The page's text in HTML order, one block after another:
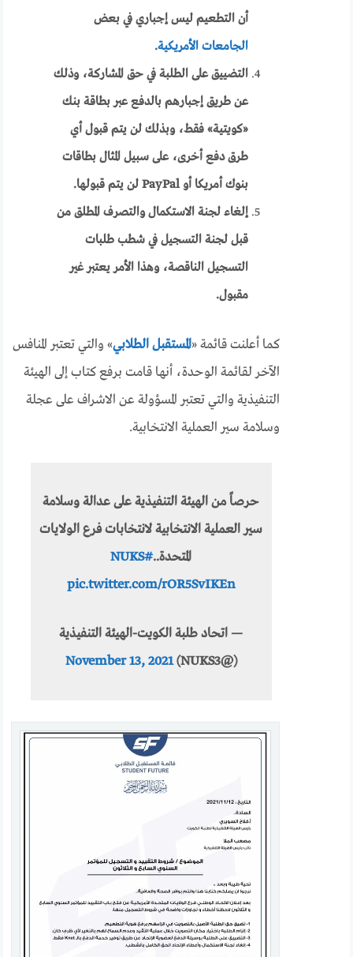
أن التطعيم ليس إجباري في بعض
الجامعات الأمريكية.
التضييق على الطلبة في حق المشاركة، وذلك
عن طريق إجبارهم بالدفع عبر بطاقة بنك
«كويتية» فقط، وبذلك لن يتم قبول أي
طرق دفع أخرى، على سبيل المثال بطاقات
بنوك أمريكا أو PayPal لن يتم قبولها.
إلغاء لجنة الاستكمال والتصرف المطلق من
قبل لجنة التسجيل في شطب طلبات
التسجيل الناقصة، وهذا الأمر يعتبر غير
مقبول.
كما أعلنت قائمة «المستقبل الطلابي» والتي تعتبر المنافس
الآخر لقائمة الوحدة، أنها قامت برفع كتاب إلى الهيئة
التنفيذية والتي تعتبر المسؤولة عن الاشراف على عجلة
وسلامة سير العملية الانتخابية.
حرصاً من الهيئة التنفيذية على عدالة وسلامة
سير العملية الانتخابية لانتخابات فرع الولايات
المتحدة..#NUKS
pic.twitter.com/rOR5SvIKEn
— اتحاد طلبة الكويت-الهيئة التنفيذية
(@NUKS3)
November 13, 2021